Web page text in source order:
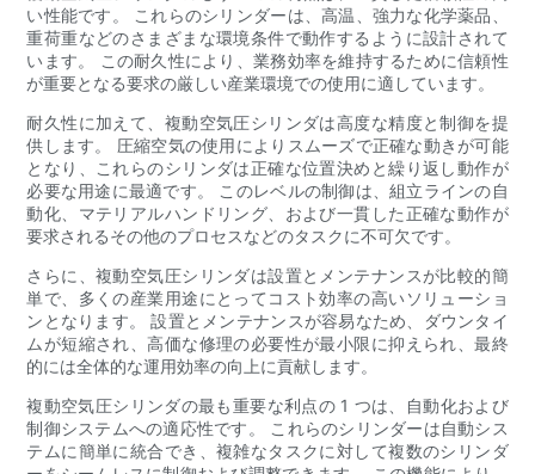
い性能です。 これらのシリンダーは、高温、強力な化学薬品、
重荷重などのさまざまな環境条件で動作するように設計されて
います。 この耐久性により、業務効率を維持するために信頼性
が重要となる要求の厳しい産業環境での使用に適しています。
耐久性に加えて、複動空気圧シリンダは高度な精度と制御を提
供します。 圧縮空気の使用によりスムーズで正確な動きが可能
となり、これらのシリンダは正確な位置決めと繰り返し動作が
必要な用途に最適です。 このレベルの制御は、組立ラインの自
動化、マテリアルハンドリング、および一貫した正確な動作が
要求されるその他のプロセスなどのタスクに不可欠です。
さらに、複動空気圧シリンダは設置とメンテナンスが比較的簡
単で、多くの産業用途にとってコスト効率の高いソリューショ
ンとなります。 設置とメンテナンスが容易なため、ダウンタイ
ムが短縮され、高価な修理の必要性が最小限に抑えられ、最終
的には全体的な運用効率の向上に貢献します。
複動空気圧シリンダの最も重要な利点の 1 つは、自動化および
制御システムへの適応性です。 これらのシリンダーは自動シス
テムに簡単に統合でき、複雑なタスクに対して複数のシリンダ